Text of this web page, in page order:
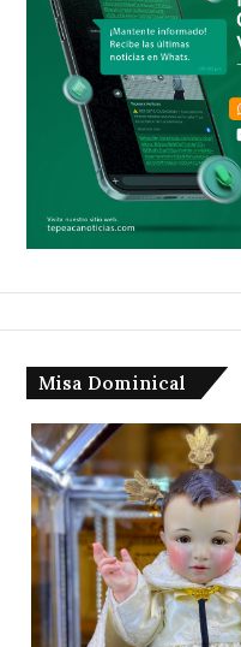
Misa Dominical